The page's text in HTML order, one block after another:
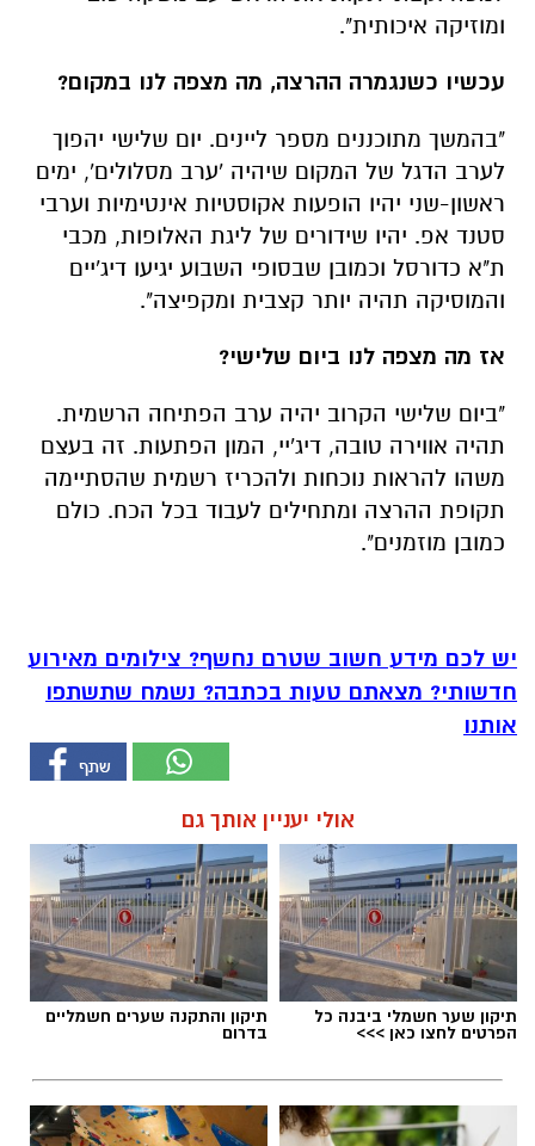
ומוזיקה איכותית".
עכשיו כשנגמרה ההרצה, מה מצפה לנו במקום?
"בהמשך מתוכננים מספר ליינים. יום שלישי יהפוך
לערב הדגל של המקום שיהיה 'ערב מסלולים', ימים
ראשון-שני יהיו הופעות אקוסטיות אינטימיות וערבי
סטנד אפ. יהיו שידורים של ליגת האלופות, מכבי
ת"א כדורסל וכמובן שבסופי השבוע יגיעו דיג'יים
והמוסיקה תהיה יותר קצבית ומקפיצה".
אז מה מצפה לנו ביום שלישי?
"ביום שלישי הקרוב יהיה ערב הפתיחה הרשמית.
תהיה אווירה טובה, דיג'יי, המון הפתעות. זה בעצם
משהו להראות נוכחות ולהכריז רשמית שהסתיימה
תקופת ההרצה ומתחילים לעבוד בכל הכח. כולם
כמובן מוזמנים".
יש לכם מידע חשוב שטרם נחשף? צילומים מאירוע
חדשותי? מצאתם טעות בכתבה? נשמח שתשתפו
אותנו
אולי יעניין אותך גם
תיקון שער חשמלי ביבנה כל
הפרטים לחצו כאן >>>
תיקון והתקנה שערים חשמליים
בדרום